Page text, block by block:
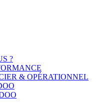
?
& OPÉRATIONNEL